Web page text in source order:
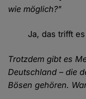
wie möglich?"
Ja, das trifft
Trotzdem gibt es
Deutschland – die
Bösen gehören.